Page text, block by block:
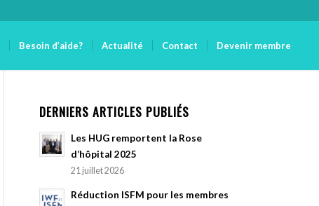
Besoin d’aide? Actualité Contact Devenir membre
DERNIERS ARTICLES PUBLIÉS
Les HUG remportent la Rose
d’hôpital 2025
21 juillet 2026
Réduction ISFM pour les membres